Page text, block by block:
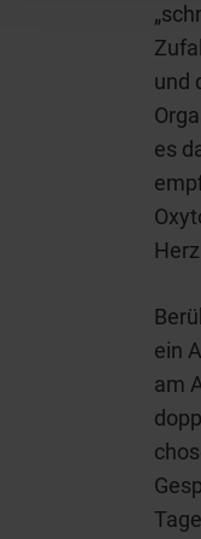
und
es
ein
am